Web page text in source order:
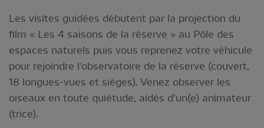
Les visites guidées débutent par la projection du
film « Les 4 saisons de la réserve » au Pôle des
espaces naturels puis vous reprenez votre véhicule
pour rejoindre l'observatoire de la réserve (couvert,
18 longues-vues et sièges). Venez observer les
oiseaux en toute quiétude, aidés d’un(e) animateur
(trice).